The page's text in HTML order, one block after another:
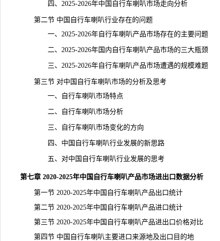
四、2025-2026年中国自行车喇叭市场走向分析
第二节 中国自行车喇叭行业存在的问题
一、2025-2026年自行车喇叭产品市场存在的主要问题
二、2025-2026年国内自行车喇叭产品市场的三大瓶颈
三、2025-2026年自行车喇叭产品市场遭遇的规模难题
第三节 对中国自行车喇叭市场的分析及思考
一、自行车喇叭市场特点
二、自行车喇叭市场分析
三、自行车喇叭市场变化的方向
四、中国自行车喇叭行业发展的新思路
五、对中国自行车喇叭行业发展的思考
第七章 2020-2025年中国自行车喇叭产品市场进出口数据分析
第一节 2020-2025年中国自行车喇叭产品出口统计
第二节 2020-2025年中国自行车喇叭产品进口统计
第三节 2020-2025年中国自行车喇叭产品进出口价格对比
第四节 中国自行车喇叭主要进口来源地及出口目的地